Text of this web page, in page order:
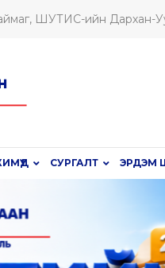
ШУТИС-ийн Дархан-
СУРГАЛТ ЭРДЭМ